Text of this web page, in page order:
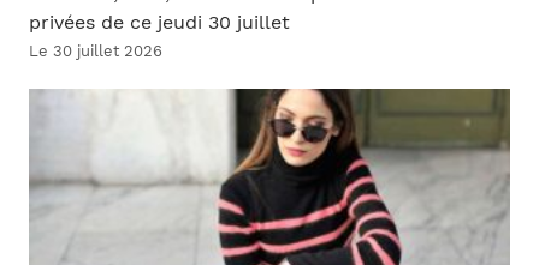
privées de ce jeudi 30 juillet
Le 30 juillet 2026